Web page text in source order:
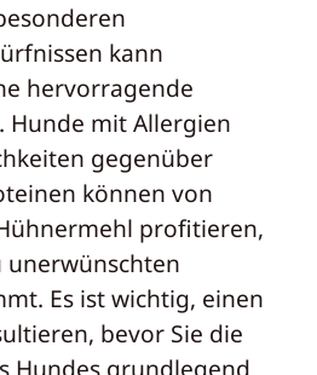
kann
hervorragende
Hunde mit Allergien
gegenüber
können von
profitieren,
unerwünschten
Es ist wichtig, einen
bevor Sie die